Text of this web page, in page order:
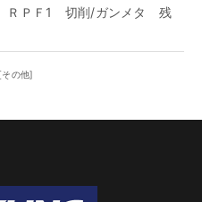
ＲＰＦ1 切削/ガンメタ 残
[その他]